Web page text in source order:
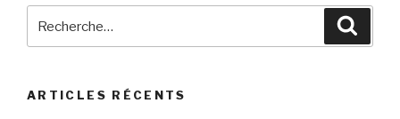
pour
ARTICLES RÉCENTS